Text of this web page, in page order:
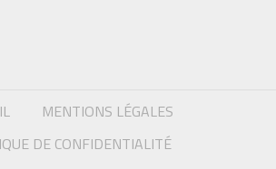
MENTIONS LÉGALES
DE CONFIDENTIALITÉ